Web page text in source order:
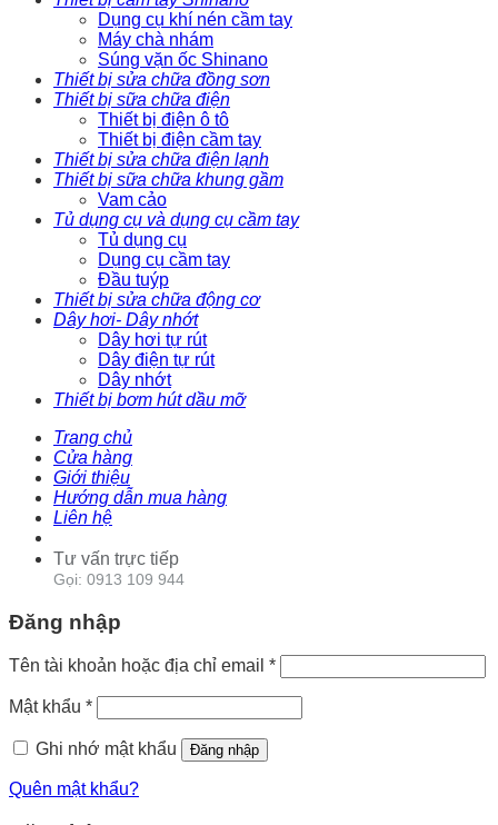
Dụng cụ khí nén cầm tay
Máy chà nhám
Súng vặn ốc Shinano
Thiết bị sửa chữa đồng sơn
Thiết bị sữa chữa điện
Thiết bị điện ô tô
Thiết bị điện cầm tay
Thiết bị sửa chữa điện lạnh
Thiết bị sữa chữa khung gầm
Vam cảo
Tủ dụng cụ và dụng cụ cầm tay
Tủ dụng cụ
Dụng cụ cầm tay
Đầu tuýp
Thiết bị sửa chữa động cơ
Dây hơi- Dây nhớt
Dây hơi tự rút
Dây điện tự rút
Dây nhớt
Thiết bị bơm hút dầu mỡ
Trang chủ
Cửa hàng
Giới thiệu
Hướng dẫn mua hàng
Liên hệ
Tư vấn trực tiếp
Gọi: 0913 109 944
Đăng nhập
Tên tài khoản hoặc địa chỉ email *
Mật khẩu *
Ghi nhớ mật khẩu Đăng nhập
Quên mật khẩu?